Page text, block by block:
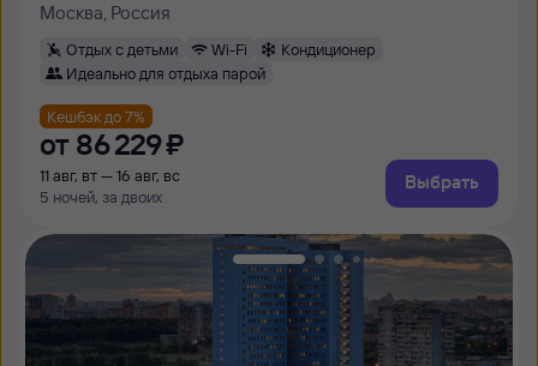
Москва, Россия
Отдых с детьми Wi-Fi
Кондиционер
Идеально для отдыха парой
Кешбэк до 7%
от 86 ⁠229 ⁠₽
11 авг, вт — 16 авг, вс
5 ночей, за двоих
Выбрать